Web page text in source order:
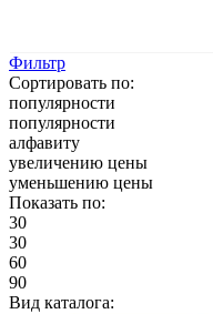
Фильтр
Сортировать по:
популярности
популярности
алфавиту
увеличению цены
уменьшению цены
Показать по:
30
30
60
90
Вид каталога: